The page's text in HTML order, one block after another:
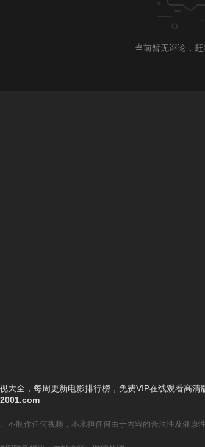
当前暂无评论，
大全，每周更新电影排行榜，免费VIP在线观看高清
不制作任何视频，不承担任何由于内容的合法性及健康